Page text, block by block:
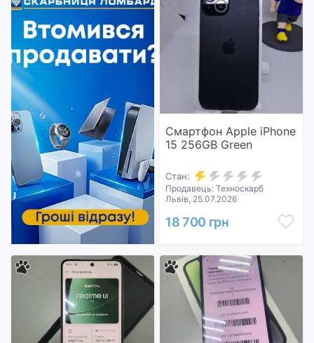
Смартфон Apple iPhone
15 256GB Green
Стан:
Продавець: Техноскарб
Львів, 25.07.2026
18 700 грн